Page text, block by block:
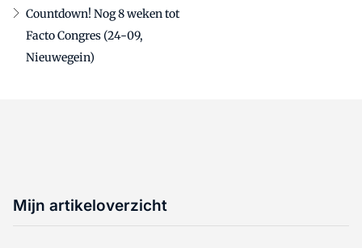
Countdown! Nog 8 weken tot
Facto Congres (24-09,
Nieuwegein)
Mijn artikeloverzicht